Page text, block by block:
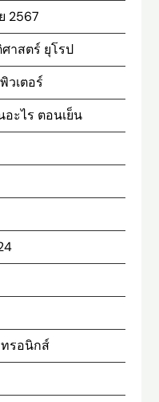
2567
าสตร์ ยุโรป
วเตอร์
ะไร ตอนเย็น
ทรอนิกส์